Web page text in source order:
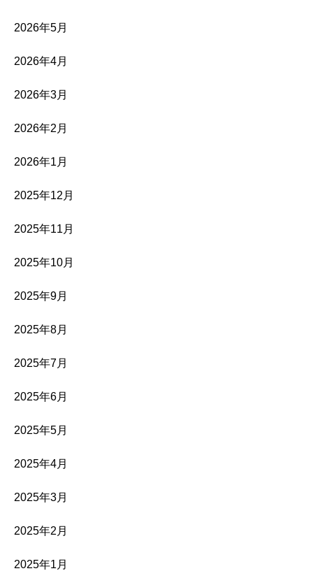
2026年5月
2026年4月
2026年3月
2026年2月
2026年1月
2025年12月
2025年11月
2025年10月
2025年9月
2025年8月
2025年7月
2025年6月
2025年5月
2025年4月
2025年3月
2025年2月
2025年1月